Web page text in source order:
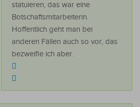
statuieren, das war eine
Botschaftsmitarbeiterin.
Hoffentlich geht man bei
anderen Fällen auch so vor, das
bezweifle ich aber.